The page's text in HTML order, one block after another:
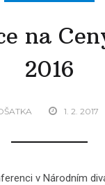
na
2016
1. 2. 2017
v Národním